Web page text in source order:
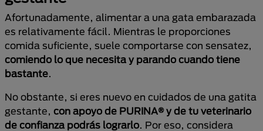
Afortunadamente, alimentar a una gata embarazada
es relativamente fácil. Mientras le proporciones
comida suficiente, suele comportarse con sensatez,
comiendo lo que necesita y parando cuando tiene
bastante.
No obstante, si eres nuevo en cuidados de una gatita
gestante, con apoyo de PURINA® y de tu veterinario
de confianza podrás lograrlo. Por eso, considera